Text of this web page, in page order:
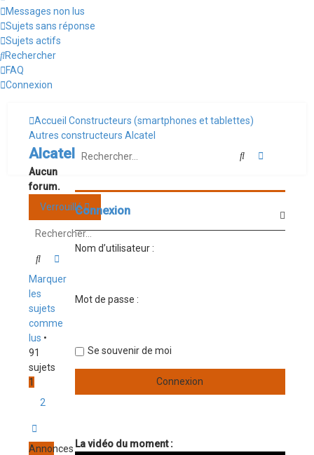
Messages non lus
Sujets sans réponse
Sujets actifs
Rechercher
FAQ
Connexion
Accueil Constructeurs (smartphones et tablettes)
Autres constructeurs Alcatel
Alcatel
Aucun
forum.
Verrouillé
Rechercher
Marquer
les
sujets
comme
lus •
91
sujets
1
2
Annonces
Rechercher
Recherche
Connexion
Nom d’utilisateur :
Mot de passe :
Se souvenir de moi
La vidéo du moment :